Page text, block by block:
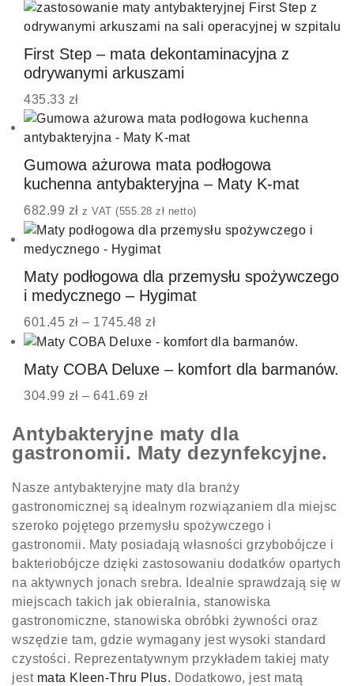
First Step – mata dekontaminacyjna z
odrywanymi arkuszami
435.33 zł
Gumowa ażurowa mata podłogowa
kuchenna antybakteryjna – Maty K-mat
682.99 zł z VAT (555.28 zł netto)
Maty podłogowa dla przemysłu spożywczego
i medycznego – Hygimat
601.45 zł – 1745.48 zł
Maty COBA Deluxe – komfort dla barmanów.
304.99 zł – 641.69 zł
Antybakteryjne maty dla
gastronomii. Maty dezynfekcyjne.
Nasze antybakteryjne maty dla branży
gastronomicznej są idealnym rozwiązaniem dla miejsc
szeroko pojętego przemysłu spożywczego i
gastronomii. Maty posiadają własności grzybobójcze i
bakteriobójcze dzięki zastosowaniu dodatków opartych
na aktywnych jonach srebra. Idealnie sprawdzają się w
miejscach takich jak obieralnia, stanowiska
gastronomiczne, stanowiska obróbki żywności oraz
wszędzie tam, gdzie wymagany jest wysoki standard
czystości. Reprezentatywnym przykładem takiej maty
jest mata Kleen-Thru Plus. Dodatkowo, jest matą